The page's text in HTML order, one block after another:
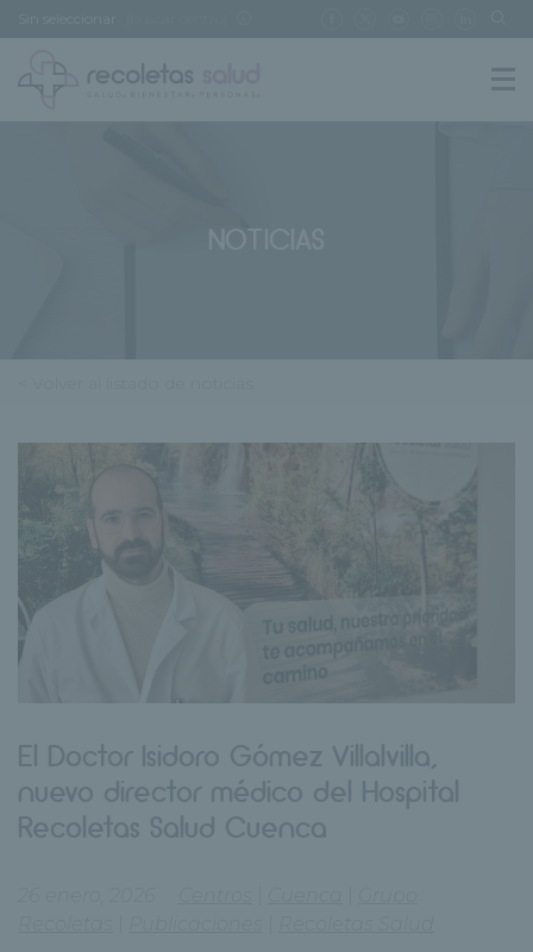
NOTICIAS
El Doctor Isidoro Gómez Villalvilla,
nuevo director médico del Hospital
Recoletas Salud Cuenca